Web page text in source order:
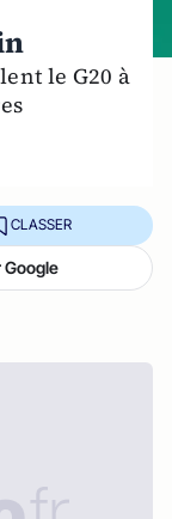
le G20 à
CLASSER